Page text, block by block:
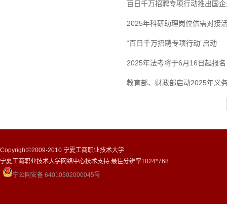
百日千万招聘专项行动推出国
2025年科研助理岗位供需对接
“百日千万招聘专项行动”启动
2025年法考将于6月16日起报名
教育部、财政部启动2025年义
Copyright©2009-2010 宁夏工商职业技术大学
宁夏工商职业技术大学网络中心技术支持 最佳分辨率1024*768
宁公网安备 64010502000045号